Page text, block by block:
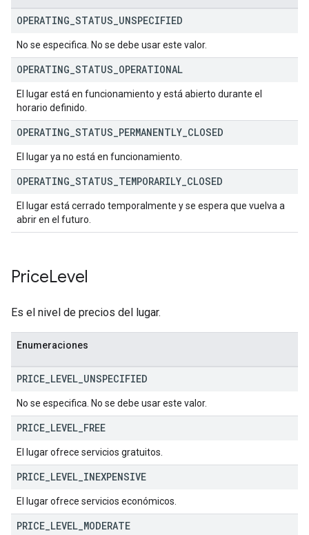
OPERATING STATUS UNSPECIFIED
No se especifica. No se debe usar este valor.
OPERATING STATUS OPERATIONAL
El lugar está en funcionamiento y está abierto durante el
horario definido.
OPERATING STATUS PERMANENTLY CLOSED
El lugar ya no está en funcionamiento.
OPERATING STATUS TEMPORARILY CLOSED
El lugar está cerrado temporalmente y se espera que vuelva a
abrir en el futuro.
PriceLevel
Es el nivel de precios del lugar.
Enumeraciones
PRICE LEVEL UNSPECIFIED
No se especifica. No se debe usar este valor.
PRICE LEVEL FREE
El lugar ofrece servicios gratuitos.
PRICE LEVEL INEXPENSIVE
El lugar ofrece servicios económicos.
PRICE LEVEL MODERATE